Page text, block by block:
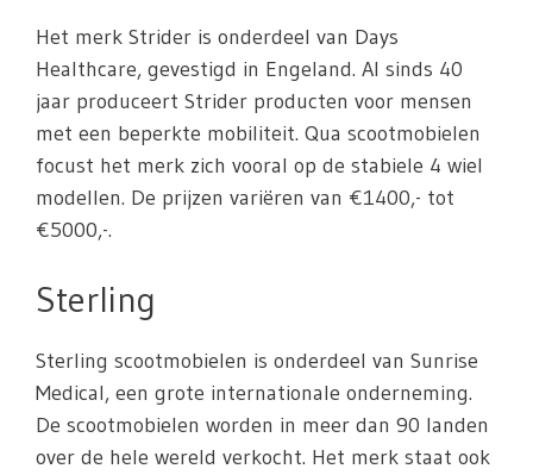
Het merk Strider is onderdeel van Days
Healthcare, gevestigd in Engeland. Al sinds 40
jaar produceert Strider producten voor mensen
met een beperkte mobiliteit. Qua scootmobielen
focust het merk zich vooral op de stabiele 4 wiel
modellen. De prijzen variëren van €1400,- tot
€5000,-.
Sterling
Sterling scootmobielen is onderdeel van Sunrise
Medical, een grote internationale onderneming.
De scootmobielen worden in meer dan 90 landen
over de hele wereld verkocht. Het merk staat ook